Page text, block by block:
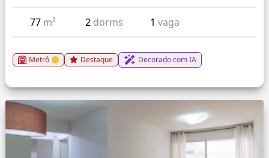
77 m² 2 dorms 1vaga
Metrô Destaque Decorado com IA